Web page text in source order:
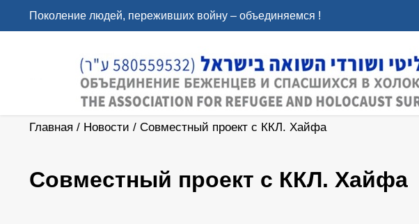
Поколение людей, переживших войну – объединяемся !
Главная / Новости / Совместный проект с ККЛ. Хайфа
Совместный проект с ККЛ. Хайфа